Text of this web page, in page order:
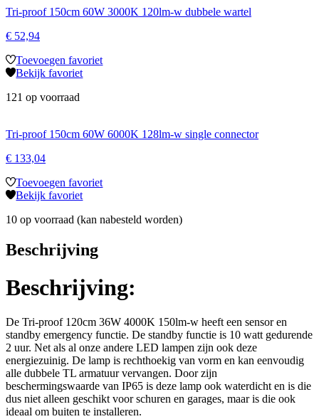
Tri-proof 150cm 60W 3000K 120lm-w dubbele wartel
€ 52,94
Toevoegen favoriet
Bekijk favoriet
121 op voorraad
Tri-proof 150cm 60W 6000K 128lm-w single connector
€ 133,04
Toevoegen favoriet
Bekijk favoriet
10 op voorraad (kan nabesteld worden)
Beschrijving
Beschrijving:
De Tri-proof 120cm 36W 4000K 150lm-w heeft een sensor en
standby emergency functie. De standby functie is 10 watt gedurende
2 uur. Net als al onze andere LED lampen zijn ook deze
energiezuinig. De lamp is rechthoekig van vorm en kan eenvoudig
alle dubbele TL armatuur vervangen. Door zijn
beschermingswaarde van IP65 is deze lamp ook waterdicht en is die
dus niet alleen geschikt voor schuren en garages, maar is die ook
ideaal om buiten te installeren.